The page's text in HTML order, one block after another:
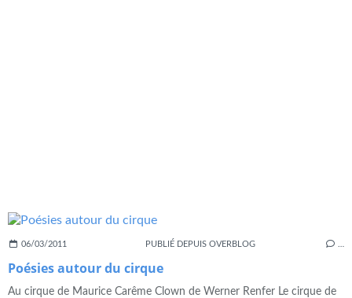
06/03/2011 PUBLIÉ DEPUIS OVERBLOG
Poésies autour du cirque
Au cirque de Maurice Carême Clown de Werner Renfer Le cirque de